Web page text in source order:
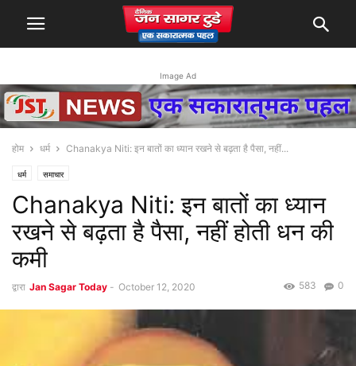
Image Ad
होम धर्म Chanakya Niti: इन बातों का ध्यान रखने से बढ़ता है पैसा, नहीं...
धर्म समाचार
Chanakya Niti: इन बातों का ध्यान
रखने से बढ़ता है पैसा, नहीं होती धन की
कमी
द्वारा Jan Sagar Today - October 12, 2020 0
583